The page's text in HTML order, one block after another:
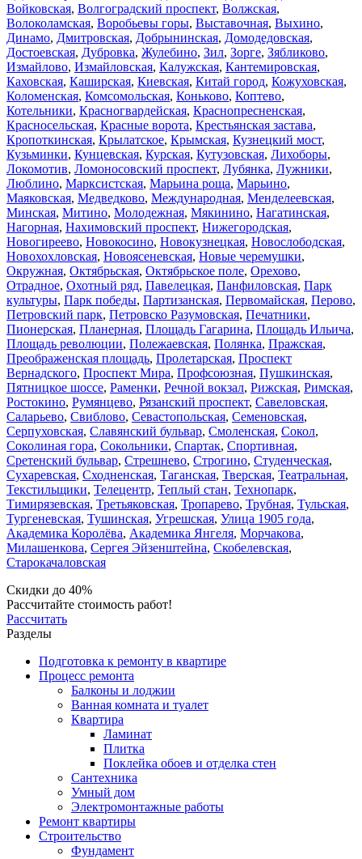
Войковская, Волгоградский проспект, Волжская,
Волоколамская, Воробьевы горы, Выставочная, Выхино,
Динамо, Дмитровская, Добрынинская, Домодедовская,
Достоевская, Дубровка, Жулебино, Зил, Зорге, Зябликово,
Измайлово, Измайловская, Калужская, Кантемировская,
Каховская, Каширская, Киевская, Китай город, Кожуховская,
Коломенская, Комсомольская, Коньково, Коптево,
Котельники, Красногвардейская, Краснопресненская,
Красносельская, Красные ворота, Крестьянская застава,
Кропоткинская, Крылатское, Крымская, Кузнецкий мост,
Кузьминки, Кунцевская, Курская, Кутузовская, Лихоборы,
Локомотив, Ломоносовский проспект, Лубянка, Лужники,
Люблино, Марксистская, Марьина роща, Марьино,
Маяковская, Медведково, Международная, Менделеевская,
Минская, Митино, Молодежная, Мякинино, Нагатинская,
Нагорная, Нахимовский проспект, Нижегородская,
Новогиреево, Новокосино, Новокузнецкая, Новослободская,
Новохохловская, Новоясеневская, Новые черемушки,
Окружная, Октябрьская, Октябрьское поле, Орехово,
Отрадное, Охотный ряд, Павелецкая, Панфиловская, Парк
культуры, Парк победы, Партизанская, Первомайская, Перово,
Петровский парк, Петровско Разумовская, Печатники,
Пионерская, Планерная, Площадь Гагарина, Площадь Ильича,
Площадь революции, Полежаевская, Полянка, Пражская,
Преображенская площадь, Пролетарская, Проспект
Вернадского, Проспект Мира, Профсоюзная, Пушкинская,
Пятницкое шоссе, Раменки, Речной вокзал, Рижская, Римская,
Ростокино, Румянцево, Рязанский проспект, Савеловская,
Саларьево, Свиблово, Севастопольская, Семеновская,
Серпуховская, Славянский бульвар, Смоленская, Сокол,
Соколиная гора, Сокольники, Спартак, Спортивная,
Сретенский бульвар, Стрешнево, Строгино, Студенческая,
Сухаревская, Сходненская, Таганская, Тверская, Театральная,
Текстильщики, Телецентр, Теплый стан, Технопарк,
Тимирязевская, Третьяковская, Тропарево, Трубная, Тульская,
Тургеневская, Тушинская, Угрешская, Улица 1905 года,
Академика Королёва, Академика Янгеля, Морчакова,
Милашенкова, Сергея Эйзенштейна, Скобелевская,
Старокачаловская
Скидки до 40%
Рассчитайте стоимость работ!
Рассчитать
Разделы
Подготовка к ремонту в квартире
Процесс ремонта
Балконы и лоджии
Ванная комната и туалет
Квартира
Ламинат
Плитка
Поклейка обоев и отделка стен
Сантехника
Умный дом
Электромонтажные работы
Ремонт квартиры
Строительство
Фундамент